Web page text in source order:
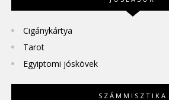
Cigánykártya
Tarot
Egyiptomi jóskövek
SZÁMMISZTIKA